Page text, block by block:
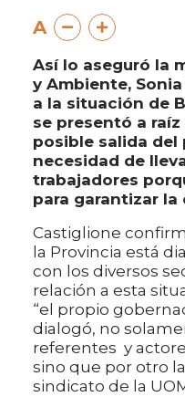
A
Así lo aseguró la
y Ambiente,
a la situación de
se presentó a
posible salida del
necesidad de
trabajadores
para garantizar
Castiglione
la Provincia está
con los diversos
relación a esta
“el propio
dialogó, no
referentes y
sino que por otro
sindicato de la